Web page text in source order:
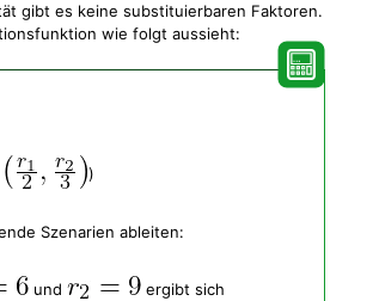
gibt es keine substituierbaren Faktoren.
wie folgt aussieht:
)
Szenarien ableiten:
und
ergibt sich